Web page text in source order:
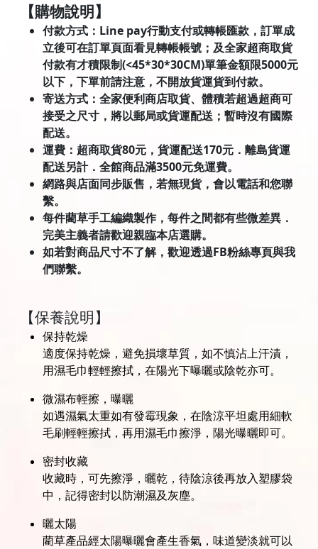
【購物說明】
付款方式：Line pay行動支付或轉帳匯款，訂單成
立後可在訂單頁面看見轉帳帳號；及全家超商取貨
付款有才積限制(<45*30*30CM)單筆金額限5000元
以下，下單前請注意，不開放貨運貨到付款。
寄送方式：全家便利商店取貨、體積若超過超商可
接受之尺寸，將以郵局或貨運配送；暫時沒有國際
配送。
運費：超商取貨80元，貨運配送170元．離島貨運
配送另計．全館商品滿3500元免運費。
網路與店面同步販售，若無現貨，會以電話和您聯
繫。
每件藺草手工編織製作，每件之間都有些微差異．
完美主義者請歡迎親臨本店選購。
如若對商品尺寸不了解，歡迎透過FB粉絲專頁與我
們聯繫。
【保養說明】
保持乾燥
適度保持乾燥，避免損壞草質，如不慎沾上汗漬，
用濕毛巾輕輕擦拭，在陽光下曝曬或陰乾亦可。
微濕布輕擦，曝曬
如遇濕氣太重如有發霉現象，在陰涼平坦處用細軟
毛刷輕輕擦拭，再用濕毛巾擦淨，陽光曝曬即可。
密封收藏
收藏時，可先擦淨，曬乾，待陰涼後再放入塑膠袋
中，記得密封以防潮濕及灰塵。
曬太陽
藺草產品經太陽曝曬會產生香氣，味道變淡就可以